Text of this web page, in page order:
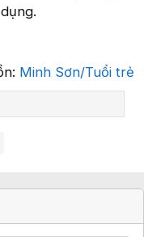
Minh Sơn/Tuổi trẻ